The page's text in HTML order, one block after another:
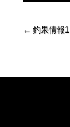
← 釣果情報